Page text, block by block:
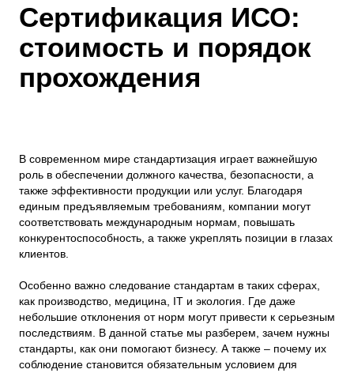
Сертификация ИСО:
стоимость и порядок
прохождения
В современном мире стандартизация играет важнейшую
роль в обеспечении должного качества, безопасности, а
также эффективности продукции или услуг. Благодаря
единым предъявляемым требованиям, компании могут
соответствовать международным нормам, повышать
конкурентоспособность, а также укреплять позиции в глазах
клиентов.
Особенно важно следование стандартам в таких сферах,
как производство, медицина, IT и экология. Где даже
небольшие отклонения от норм могут привести к серьезным
последствиям. В данной статье мы разберем, зачем нужны
стандарты, как они помогают бизнесу. А также – почему их
соблюдение становится обязательным условием для